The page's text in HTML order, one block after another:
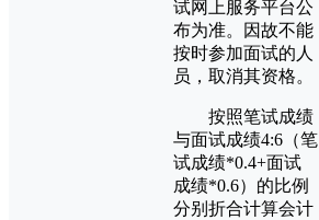
试网上服务平台公
布为准。因故不能
按时参加面试的人
员，取消其资格。
按照笔试成绩
与面试成绩4:6（笔
试成绩*0.4+面试
成绩*0.6）的比例
分别折合计算会计